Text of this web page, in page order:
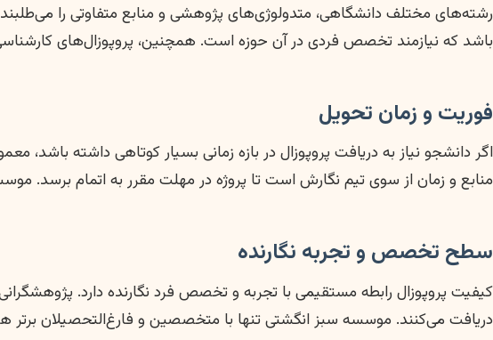
رشته‌های مختلف دانشگاهی، متدولوژی‌های پژوهشی و منابع متفاوتی را
باشد که نیازمند تخصص فردی در آن حوزه است. همچنین، پروپوزال‌های کارشناسی
فوریت و زمان تحویل
منابع و زمان از سوی تیم نگارش است تا پروژه در مهلت مقرر به اتمام برسد.
سطح تخصص و تجربه نگارنده
کیفیت پروپوزال رابطه مستقیمی با تجربه و تخصص فرد نگارنده دارد.
دریافت می‌کنند. موسسه سبز انگشتی تنها با متخصصین و فارغ‌التحصیلان